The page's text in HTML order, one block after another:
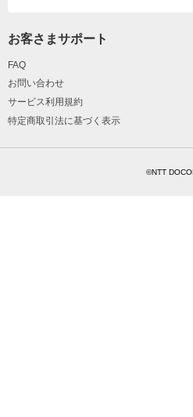
お客さまサポート
FAQ
お問い合わせ
サービス利用規約
特定商取引法に基づく表示
©NTT